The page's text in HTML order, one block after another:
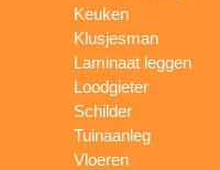
Keuken
Klusjesman
Laminaat leggen
Loodgieter
Schilder
Tuinaanleg
Vloeren